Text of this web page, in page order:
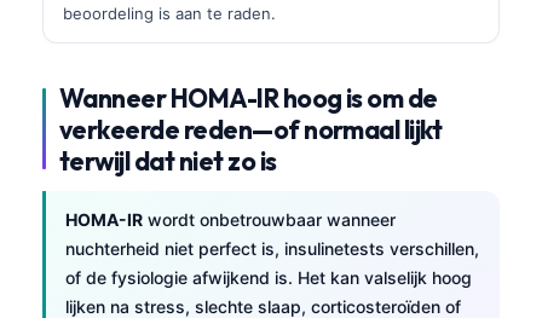
beoordeling is aan te raden.
Wanneer HOMA-IR hoog is om de
verkeerde reden—of normaal lijkt
terwijl dat niet zo is
HOMA-IR wordt onbetrouwbaar wanneer
nuchterheid niet perfect is, insulinetests verschillen,
of de fysiologie afwijkend is. Het kan valselijk hoog
lijken na stress, slechte slaap, corticosteroïden of